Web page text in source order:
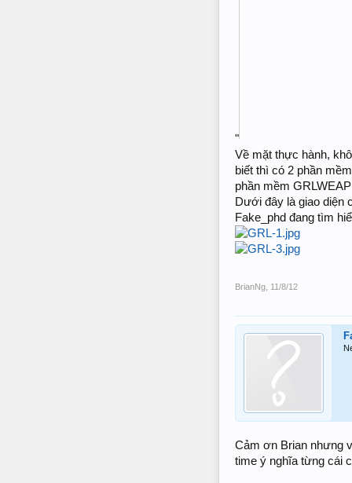
"
Về mặt thực hành,
biết thì có 2 phần
phần mềm
Dưới đây là giao diện
Fake_phd đang tìm
BrianNg 11/8/12
Cảm ơn Brian nhưng
time ý nghĩa từng cái